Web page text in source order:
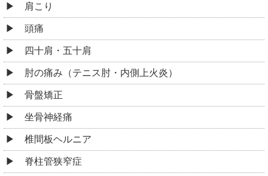
肩こり
頭痛
四十肩・五十肩
肘の痛み（テニス肘・内側上火炎）
骨盤矯正
坐骨神経痛
椎間板ヘルニア
脊柱管狭窄症